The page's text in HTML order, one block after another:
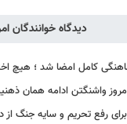
دیدگاه خوانندگان
کامل امضا شد ؛ هیچ
واشنگتن ادامه همان
رفع تحریم و سایه جنگ از